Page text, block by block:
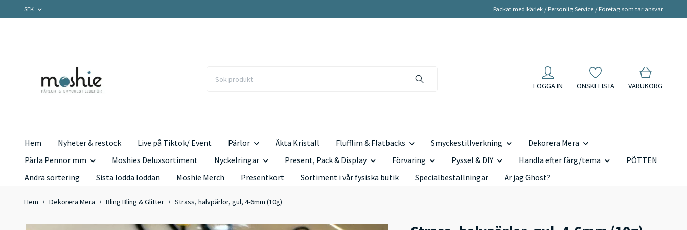
SEK Packat med kärlek / Personlig Service / Företag som tar ansvar
LOGGA IN ÖNSKELISTA VARUKORG
Hem Nyheter & restock Live på Tiktok/ Event Pärlor Äkta Kristall Flufflim & Flatbacks Smyckestillverkning
Dekorera Mera
Pärla Pennor mm
Moshies Deluxsortiment Nyckelringar Present, Pack & Display Förvaring Pyssel & DIY Handla efter färg/tema
PÖTTEN
Andra sortering
Sista lödda löddan Moshie Merch Presentkort Sortiment i vår fysiska butik Specialbeställningar Är jag Ghost?
Hem Dekorera Mera Bling Bling & Glitter Strass, halvpärlor, gul, 4-6mm (10g)